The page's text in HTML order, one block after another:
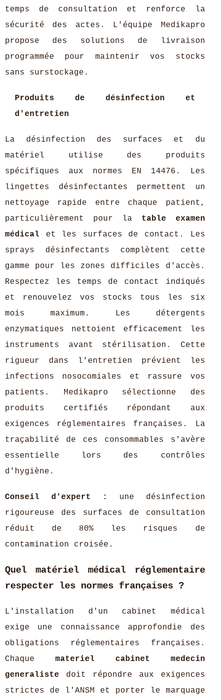
temps de consultation et renforce la
sécurité des actes. L'équipe Medikapro
propose des solutions de livraison
programmée pour maintenir vos stocks
sans surstockage.
Produits de désinfection et
d'entretien
La désinfection des surfaces et du
matériel utilise des produits
spécifiques aux normes EN 14476. Les
lingettes désinfectantes permettent un
nettoyage rapide entre chaque patient,
particulièrement pour la table examen
médical et les surfaces de contact. Les
sprays désinfectants complètent cette
gamme pour les zones difficiles d'accès.
Respectez les temps de contact indiqués
et renouvelez vos stocks tous les six
mois maximum. Les détergents
enzymatiques nettoient efficacement les
instruments avant stérilisation. Cette
rigueur dans l'entretien prévient les
infections nosocomiales et rassure vos
patients. Medikapro sélectionne des
produits certifiés répondant aux
exigences réglementaires françaises. La
traçabilité de ces consommables s'avère
essentielle lors des contrôles
d'hygiène.
Conseil d'expert :
une désinfection
rigoureuse des surfaces de consultation
réduit de 80% les risques de
contamination croisée.
Quel matériel médical réglementaire
respecter les normes françaises ?
L'installation d'un cabinet médical
exige une connaissance approfondie des
obligations réglementaires françaises.
Chaque materiel cabinet medecin
generaliste doit répondre aux exigences
strictes de l'ANSM et porter le marquage